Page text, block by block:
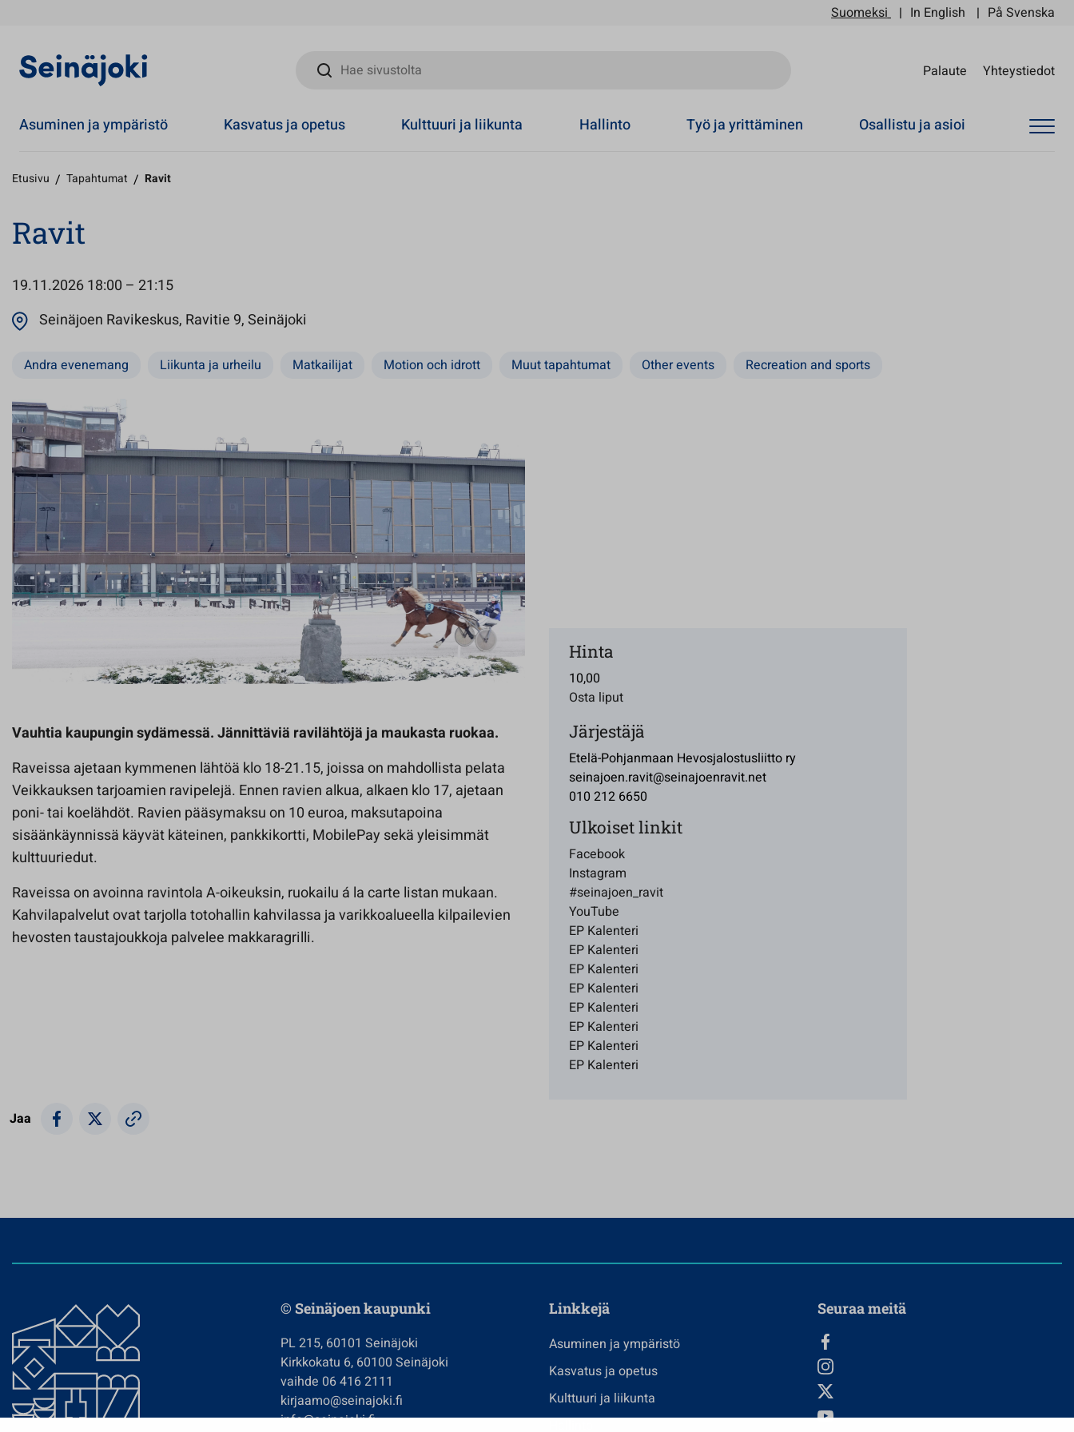
Suomeksi In English På Svenska
Hae sivustolta
Palaute Yhteystiedot
Asuminen ja ympäristö Kasvatus ja opetus Kulttuuri ja liikunta Hallinto Työ ja yrittäminen Osallistu ja asioi
Etusivu / Tapahtumat / Ravit
Ravit
19.11.202618:00 – 21:15
Seinäjoen Ravikeskus, Ravitie 9, Seinäjoki
Andra evenemang Liikunta ja urheilu Matkailijat Motion och idrott Muut tapahtumat Other events Recreation and sports
Vauhtia kaupungin sydämessä. Jännittäviä ravilähtöjä ja maukasta ruokaa.
Raveissa ajetaan kymmenen lähtöä klo 18-21.15, joissa on mahdollista pelata
Veikkauksen tarjoamien ravipelejä. Ennen ravien alkua, alkaen klo 17, ajetaan
poni- tai koelähdöt. Ravien pääsymaksu on 10 euroa, maksutapoina
sisäänkäynnissä käyvät käteinen, pankkikortti, MobilePay sekä yleisimmät
kulttuuriedut.
Raveissa on avoinna ravintola A-oikeuksin, ruokailu á la carte listan mukaan.
Kahvilapalvelut ovat tarjolla totohallin kahvilassa ja varikkoalueella kilpailevien
hevosten taustajoukkoja palvelee makkaragrilli.
Hinta
10,00
Osta liput
Järjestäjä
Etelä-Pohjanmaan Hevosjalostusliitto ry
seinajoen.ravit@seinajoenravit.net
010 212 6650
Ulkoiset linkit
Facebook
Instagram
#seinajoen_ravit
YouTube
EP Kalenteri
EP Kalenteri
EP Kalenteri
EP Kalenteri
EP Kalenteri
EP Kalenteri
EP Kalenteri
EP Kalenteri
Jaa
© Seinäjoen kaupunki
PL 215, 60101 Seinäjoki
Kirkkokatu 6, 60100 Seinäjoki
vaihde 06 416 2111
kirjaamo@seinajoki.fi
info@seinajoki.fi
Linkkejä
Asuminen ja ympäristö
Kasvatus ja opetus
Kulttuuri ja liikunta
Seuraa meitä